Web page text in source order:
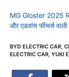
MG Gloster 2025
और एडवांस फीचर्स वाली
BYD ELECTRIC CAR,
ELECTRIC CAR, YUKI